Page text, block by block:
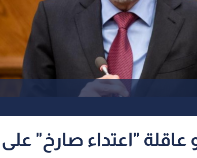
"اعتداء صارخ" على